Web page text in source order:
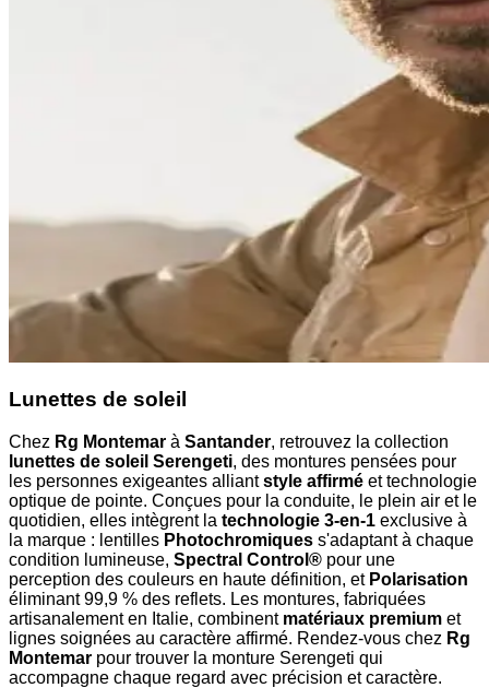
Lunettes de soleil
Chez Rg Montemar à Santander, retrouvez la collection
lunettes de soleil Serengeti, des montures pensées pour
les personnes exigeantes alliantstyle affirmé et technologie
optique de pointe. Conçues pour la conduite, le plein air et le
quotidien, elles intègrent la technologie 3-en-1 exclusive à
la marque : lentilles Photochromiques s'adaptant à chaque
condition lumineuse, Spectral Control® pour une
perception des couleurs en haute définition, et Polarisation
éliminant 99,9 % des reflets. Les montures, fabriquées
artisanalement en Italie, combinent matériaux premium et
lignes soignées au caractère affirmé. Rendez-vous chez Rg
Montemar pour trouver la monture Serengeti qui
accompagne chaque regard avec précision et caractère.